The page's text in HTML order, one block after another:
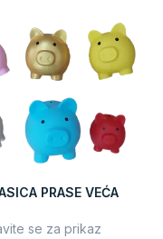
PRASE VEĆA
se za prikaz